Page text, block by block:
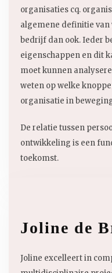
organisaties cq.
algemene definitie van
bedrijf dan ook. Ieder
eigenschappen en dit
moet kunnen
weten op welke
organisatie in
De relatie tussen
ontwikkeling is een
toekomst.
Joline de
Joline excelleert in